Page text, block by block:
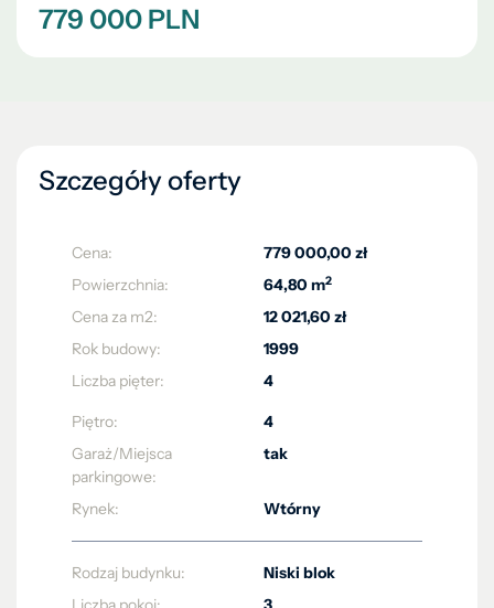
779 000 PLN
Szczegóły oferty
Cena:
779 000,00 zł
Powierzchnia:
64,80 m2
Cena za m2:
12 021,60 zł
Rok budowy:
1999
Liczba pięter:
4
Piętro:
4
Garaż/Miejsca
parkingowe:
tak
Rynek: Wtórny
Rodzaj budynku:
Niski blok